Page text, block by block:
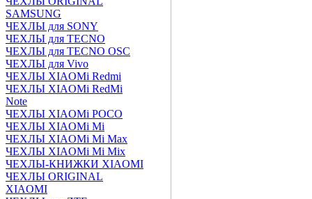
SAMSUNG
ЧЕХЛЫ для SONY
ЧЕХЛЫ для TECNO
ЧЕХЛЫ для TECNO OSC
ЧЕХЛЫ для Vivo
ЧЕХЛЫ XIAOMi Redmi
ЧЕХЛЫ XIAOMi RedMi
Note
ЧЕХЛЫ XIAOMi POCO
ЧЕХЛЫ XIAOMi Mi
ЧЕХЛЫ XIAOMi Mi Max
ЧЕХЛЫ XIAOMi Mi Mix
ЧЕХЛЫ-КНИЖКИ XIAOMI
ЧЕХЛЫ ORIGINAL
XIAOMI